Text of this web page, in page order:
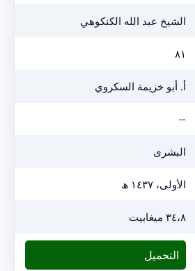
الشيخ عبد الله الكنكوهي
٨١
أ. أبو خزيمة السكروي
--
البشرى
الأولى، ١٤٣٧ ھ
٣٤،٨ ميغابيت
التحميل